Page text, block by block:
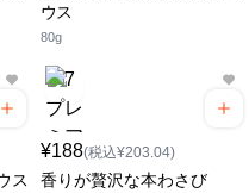
ウス
80g
ス
¥188(税込¥203.04)
香りが贅沢な本わさび